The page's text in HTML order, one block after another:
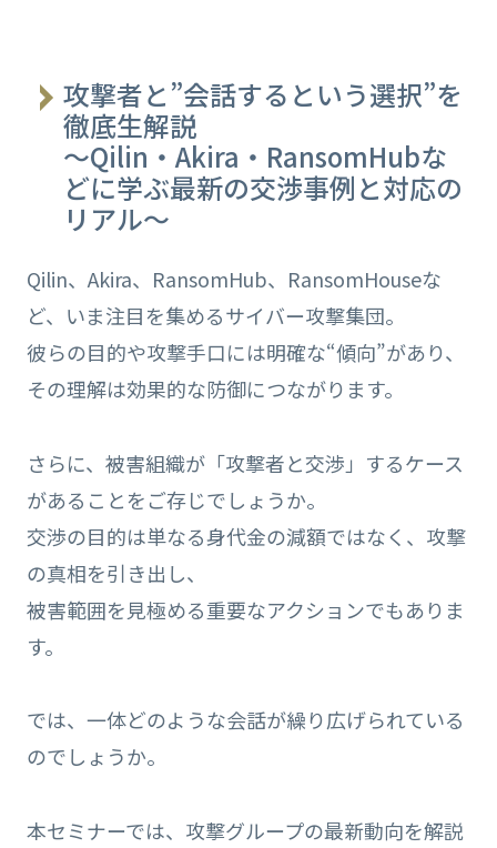
攻撃者と”会話するという選択”を
徹底生解説
〜Qilin・Akira・RansomHubな
どに学ぶ最新の交渉事例と対応の
リアル〜
Qilin、Akira、RansomHub、RansomHouseな
ど、いま注目を集めるサイバー攻撃集団。
彼らの目的や攻撃手口には明確な“傾向”があり、
その理解は効果的な防御につながります。
さらに、被害組織が「攻撃者と交渉」するケース
があることをご存じでしょうか。
交渉の目的は単なる身代金の減額ではなく、攻撃
の真相を引き出し、
被害範囲を見極める重要なアクションでもありま
す。
では、一体どのような会話が繰り広げられている
のでしょうか。
本セミナーでは、攻撃グループの最新動向を解説